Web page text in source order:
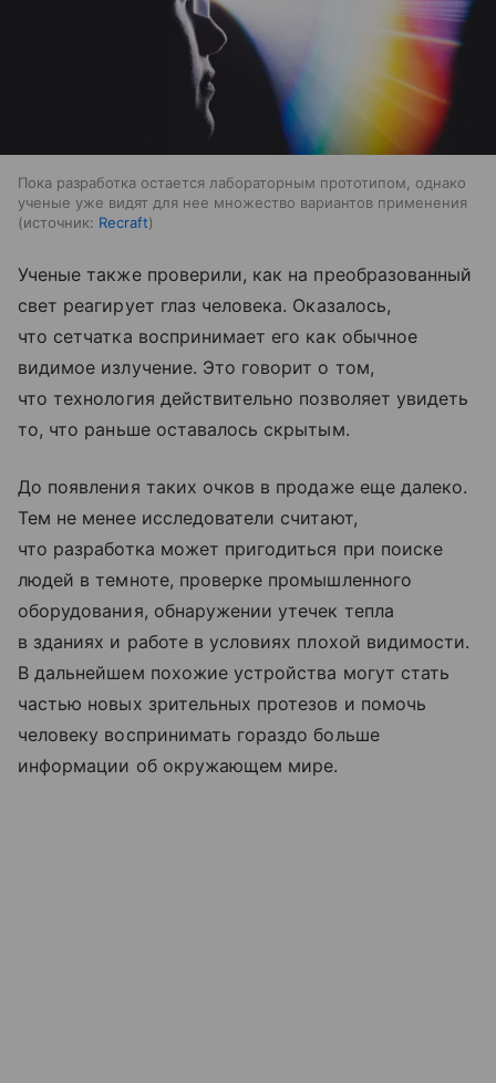
Пока разработка остается лабораторным прототипом, однако
ученые уже видят для нее множество вариантов применения
источник: Recraft
Ученые также проверили, как на преобразованный
свет реагирует глаз человека. Оказалось,
что сетчатка воспринимает его как обычное
видимое излучение. Это говорит о том,
что технология действительно позволяет увидеть
то, что раньше оставалось скрытым.
До появления таких очков в продаже еще далеко.
Тем не менее исследователи считают,
что разработка может пригодиться при поиске
людей в темноте, проверке промышленного
оборудования, обнаружении утечек тепла
в зданиях и работе в условиях плохой видимости.
В дальнейшем похожие устройства могут стать
частью новых зрительных протезов и помочь
человеку воспринимать гораздо больше
информации об окружающем мире.